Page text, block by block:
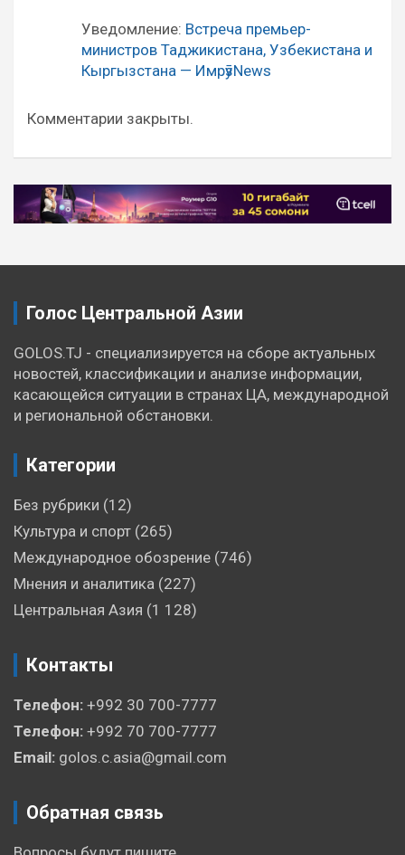
Уведомление: Встреча премьер-
министров Таджикистана, Узбекистана и
Кыргызстана — ИмрӯзNews
Комментарии закрыты.
Голос Центральной Азии
GOLOS.TJ - специализируется на сборе актуальных
новостей, классификации и анализе информации,
касающейся ситуации в странах ЦА, международной
и региональной обстановки.
Категории
Без рубрики (12)
Культура и спорт (265)
Международное обозрение (746)
Мнения и аналитика (227)
Центральная Азия (1 128)
Контакты
Телефон: +992 30 700-7777
Телефон: +992 70 700-7777
Email: golos.c.asia@gmail.com
Обратная связь